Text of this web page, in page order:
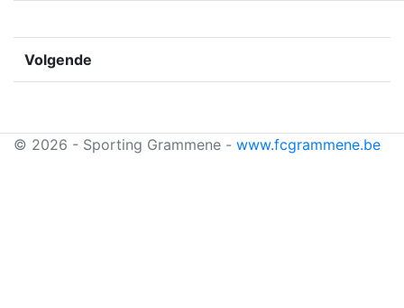
Volgende
© 2026 - Sporting Grammene - www.fcgrammene.be